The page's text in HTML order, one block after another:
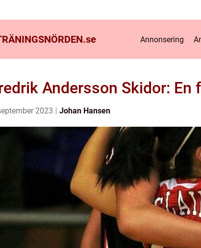
se Annonsering
Andersson Skidor:
2023 Johan Hansen